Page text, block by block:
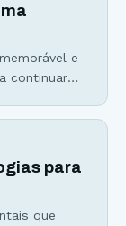
e
continuar
chance de
palavra
para
que